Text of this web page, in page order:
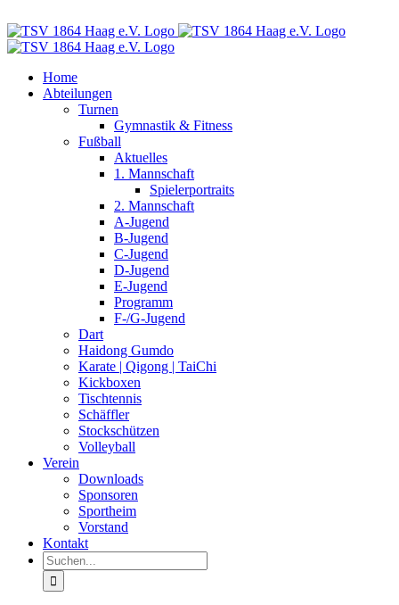
Inhalt
springen
Home
Abteilungen
Turnen
Gymnastik & Fitness
Fußball
Aktuelles
1. Mannschaft
Spielerportraits
2. Mannschaft
A-Jugend
B-Jugend
C-Jugend
D-Jugend
E-Jugend
Programm
F-/G-Jugend
Dart
Haidong Gumdo
Karate | Qigong | TaiChi
Kickboxen
Tischtennis
Schäffler
Stockschützen
Volleyball
Verein
Downloads
Sponsoren
Sportheim
Vorstand
Kontakt
Suche
nach: